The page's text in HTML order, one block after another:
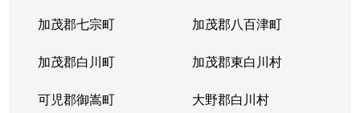
加茂郡七宗町 加茂郡八百津町
加茂郡白川町 加茂郡東白川村
可児郡御嵩町 大野郡白川村